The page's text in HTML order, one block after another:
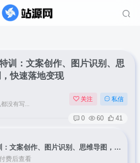
训：文案创作、图片识别、思
快速落地变现
没有写...
关注 私信
0 60 41
COZE智能体技能特训：文案创作、图片识别、思维导图，实战案例，快速落地变现
费后查看